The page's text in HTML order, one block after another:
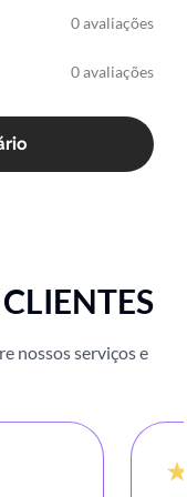
0 avaliações
0 avaliações
nossos serviços e